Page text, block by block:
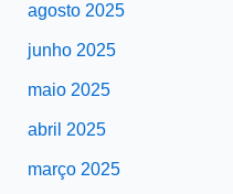
agosto 2025
junho 2025
maio 2025
abril 2025
março 2025